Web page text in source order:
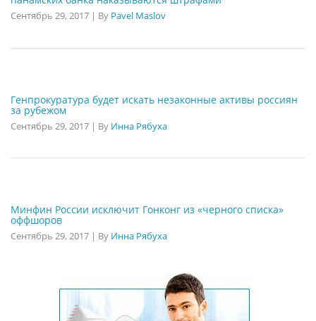
Сентябрь 29, 2017 | By Pavel Maslov
Генпрокуратура будет искать незаконные активы россиян
за рубежом
Сентябрь 29, 2017 | By Инна Рябуха
Минфин России исключит Гонконг из «черного списка»
оффшоров
Сентябрь 29, 2017 | By Инна Рябуха